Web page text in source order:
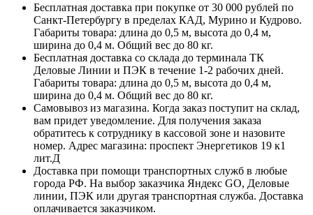
Бесплатная доставка при покупке от 30 000 рублей по
Санкт-Петербургу в пределах КАД, Мурино и Кудрово.
Габариты товара: длина до 0,5 м, высота до 0,4 м,
ширина до 0,4 м. Общий вес до 80 кг.
Бесплатная доставка со склада до терминала ТК
Деловые Линии и ПЭК в течение 1-2 рабочих дней.
Габариты товара: длина до 0,5 м, высота до 0,4 м,
ширина до 0,4 м. Общий вес до 80 кг.
Самовывоз из магазина. Когда заказ поступит на склад,
вам придет уведомление. Для получения заказа
обратитесь к сотруднику в кассовой зоне и назовите
номер. Адрес магазина: проспект Энергетиков 19 к1
лит.Д
Доставка при помощи транспортных служб в любые
города РФ. На выбор заказчика Яндекс GO, Деловые
линии, ПЭК или другая транспортная служба. Доставка
оплачивается заказчиком.